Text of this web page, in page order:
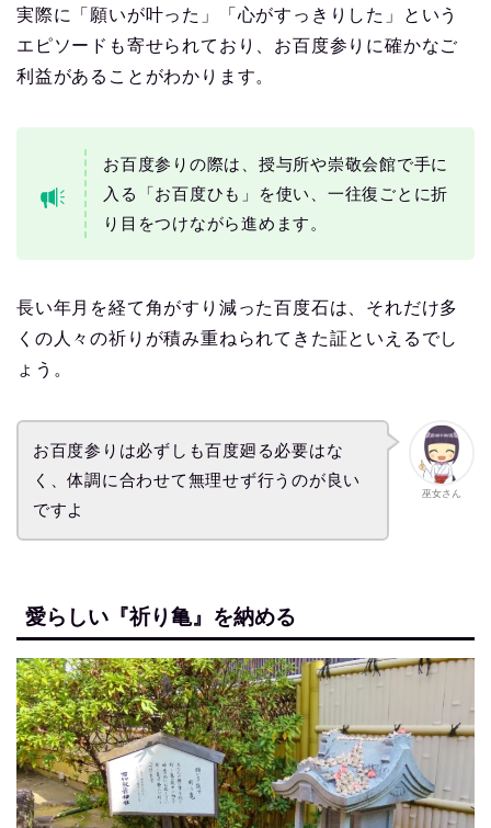
実際に「願いが叶った」「心がすっきりした」という
エピソードも寄せられており、お百度参りに確かなご
利益があることがわかります。
お百度参りの際は、授与所や崇敬会館で手に
入る「お百度ひも」を使い、一往復ごとに折
り目をつけながら進めます。
長い年月を経て角がすり減った百度石は、それだけ多
くの人々の祈りが積み重ねられてきた証といえるでし
ょう。
巫女さん
お百度参りは必ずしも百度廻る必要はな
く、体調に合わせて無理せず行うのが良い
ですよ
愛らしい『祈り亀』を納める